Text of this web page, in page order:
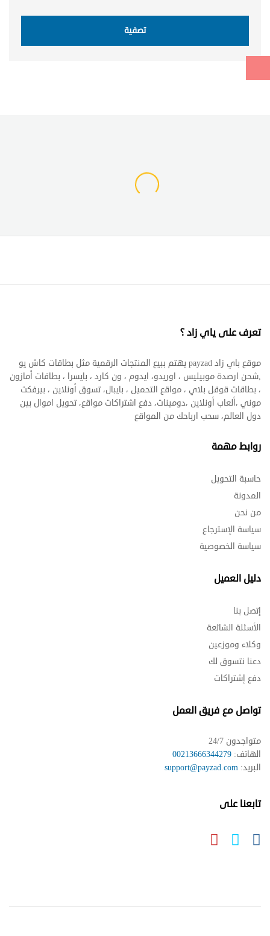
تصفية
تعرف على ياي زاد ؟
موقع باي زاد payzad يهتم ببيع المنتجات الرقمية مثل بطاقات كاش يو
,شحن ارصدة موبيليس ، اوريدو، ايدوم ، ون كارد ، بايسرا ، بطاقات أمازون
، بطاقات قوقل بلاي ، مواقع التحميل ، بايبال، تسوق أونلاين ، بيرفكت
موني ،ألعاب أونلاين ،دومينات، دفع اشتراكات مواقع، تحويل اموال بين
دول العالم، سحب ارباحك من المواقع
روابط مهمة
حاسبة التحويل
المدونة
من نحن
سياسة الإسترجاع
سياسة الخصوصية
دليل العميل
إتصل بنا
الأسئلة الشائعة
وكلاء وموزعين
دعنا نتسوق لك
دفع إشتراكات
تواصل مع فريق العمل
متواجدون 24/7
الهاتف: 00213666344279
البريد: support@payzad.com
تابعنا على